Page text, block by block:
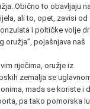
Obično to obavljaju
ali to, opet, zavisi od
i poltičke volje
oružja”, pojašnjava naš
riječima, oružje iz
zemalja se
mada se koriste i
pa tako pomorska